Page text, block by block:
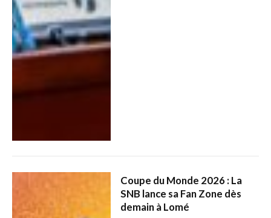
Coupe du Monde 2026 : La
SNB lance sa Fan Zone dès
demain à Lomé